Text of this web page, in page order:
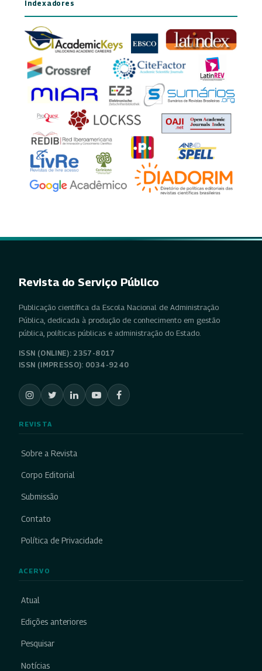
Indexadores
Revista do Serviço Público
Publicação científica da Escola Nacional de Administração
Pública, dedicada à produção de conhecimento em gestão
pública, políticas públicas e administração do Estado.
ISSN (ONLINE): 2357-8017
ISSN (IMPRESSO): 0034-9240
REVISTA
Sobre a Revista
Corpo Editorial
Submissão
Contato
Política de Privacidade
ACERVO
Atual
Edições anteriores
Pesquisar
Notícias